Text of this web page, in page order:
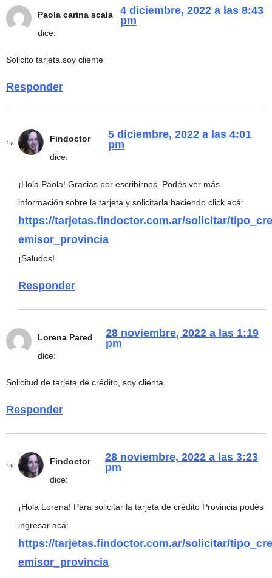
Paola carina scala
dice:
4 diciembre, 2022 a las 8:43
pm
Solicito tarjeta.soy cliente
Responder
Findoctor
dice:
5 diciembre, 2022 a las 4:01
pm
¡Hola Paola! Gracias por escribirnos. Podés ver más
información sobre la tarjeta y solicitarla haciendo click acá:
https://tarjetas.findoctor.com.ar/solicitar/
emisor_provincia
¡Saludos!
Responder
Lorena Pared
dice:
28 noviembre, 2022 a las 1:19
pm
Solicitud de tarjeta de crédito, soy clienta.
Responder
Findoctor
dice:
28 noviembre, 2022 a las 3:23
pm
¡Hola Lorena! Para solicitar la tarjeta de crédito Provincia podés
ingresar acá:
https://tarjetas.findoctor.com.ar/solicitar/
emisor_provincia